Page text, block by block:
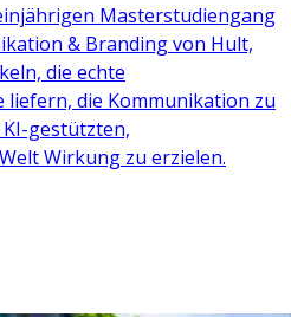
Masterstudiengang
& Branding von Hult,
die echte
liefern, die Kommunikation zu
gestützten,
Wirkung zu erzielen.